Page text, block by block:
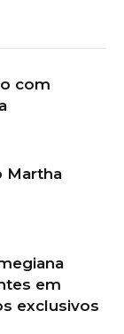
com
Martha
em
exclusivos